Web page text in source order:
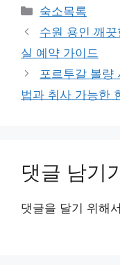
카
테
고
리
숙소목록
수원 용인 깨
실 예약 가이드
포르투갈 볼량
법과 취사 가능한
댓글 남기
댓글을 달기 위해